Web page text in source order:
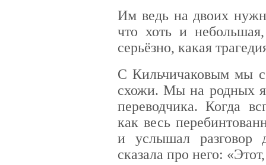
Им ведь на двоих
что хоть и
серьёзно, какая
С Кильчичаковым мы
схожи. Мы на родных
переводчика. Когда
как весь
и услышал разговор
сказала про него: